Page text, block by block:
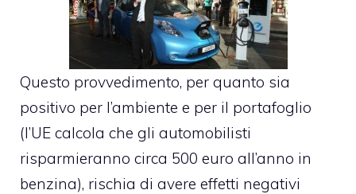
Questo provvedimento, per quanto sia
positivo per l’ambiente e per il portafoglio
(l’UE calcola che gli automobilisti
risparmieranno circa 500 euro all’anno in
benzina), rischia di avere effetti negativi